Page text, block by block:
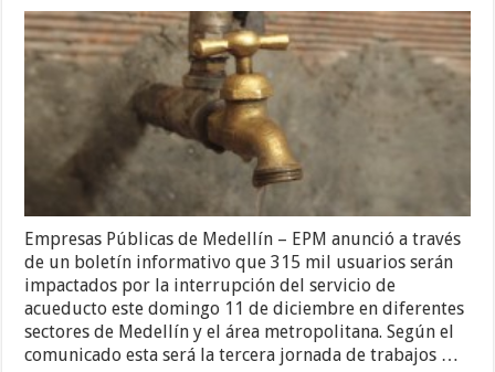
Empresas Públicas de Medellín – EPM anunció a través
de un boletín informativo que 315 mil usuarios serán
impactados por la interrupción del servicio de
acueducto este domingo 11 de diciembre en diferentes
sectores de Medellín y el área metropolitana. Según el
comunicado esta será la tercera jornada de trabajos …